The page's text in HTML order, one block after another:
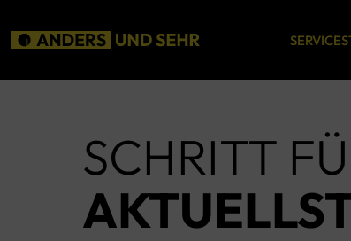
SERVICES
GAME CHANGER
Kreation
Markenberatung
HELLO, WORLD_
Technik
TYPO3
SCHRITT